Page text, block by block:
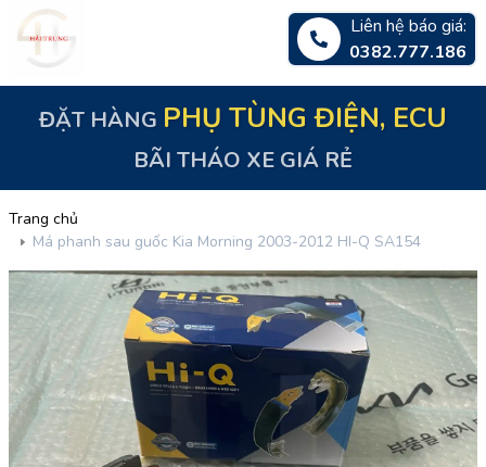
Liên hệ báo giá:
0382.777.186
ĐẶT HÀNGPHỤ TÙNG ĐIỆN, ECU
BÃI THÁO XE GIÁ RẺ
Trang chủ
Má phanh sau guốc Kia Morning 2003-2012 HI-Q SA154